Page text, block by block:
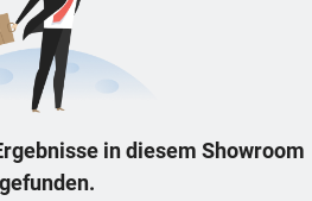
in diesem Showroom
gefunden.